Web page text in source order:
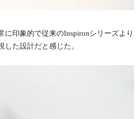
に印象的で従来のInspironシリーズより
した設計だと感じた。